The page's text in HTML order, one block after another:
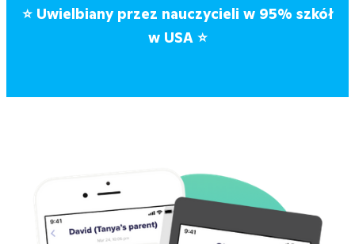
⭐ Uwielbiany przez nauczycieli w 95% szkół
w USA ⭐